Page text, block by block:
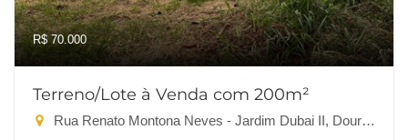
R$ 70.000
Terreno/Lote à Venda com 200m²
Rua Renato Montona Neves - Jardim Dubai II, Dourados-MS